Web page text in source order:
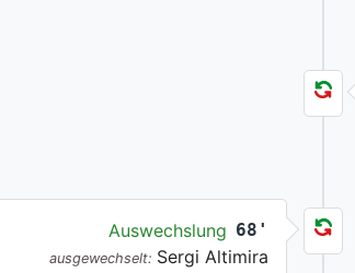
Auswechslung 68'
ausgewechselt: Sergi Altimira